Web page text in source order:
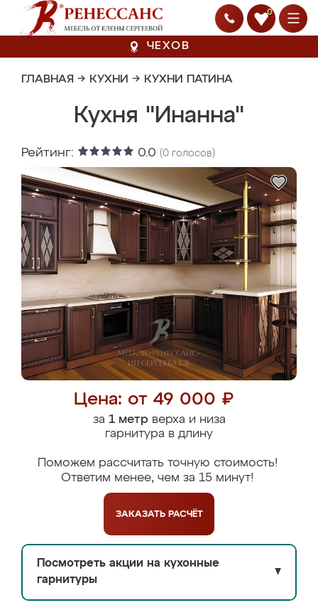
0
ЧЕХОВ
ГЛАВНАЯ → КУХНИ → КУХНИ ПАТИНА
Кухня "Инанна"
Рейтинг: 0.0 (0 голосов)
Цена: от 49 000 ₽
за 1 метрверха и низа
гарнитура в длину
Поможем рассчитать точную стоимость!
Ответим менее, чем за 15 минут!
ЗАКАЗАТЬ РАСЧЁТ
Посмотреть акции на кухонные
гарнитуры
▼